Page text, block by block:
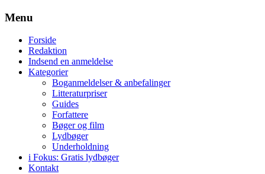
Skip
content
Menu
Forside
Redaktion
Indsend en anmeldelse
Kategorier
Boganmeldelser & anbefalinger
Litteraturpriser
Guides
Forfattere
Bøger og film
Lydbøger
Underholdning
i Fokus: Gratis lydbøger
Kontakt